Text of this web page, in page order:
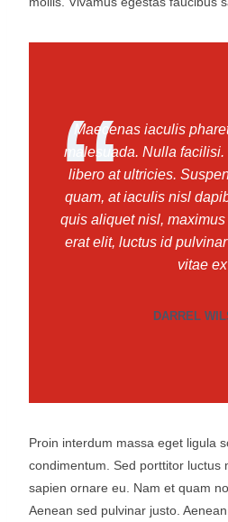
Maecenas iaculis
malesuada. Nulla
libero at ultricies.
quam, at iaculis nisl
quis aliquet nisl,
erat elit, luctus id
vitae ex
DARREL
Proin interdum massa eget ligula
condimentum. Sed porttitor luctus
sapien ornare eu. Nam et quam
Aenean sed pulvinar justo.